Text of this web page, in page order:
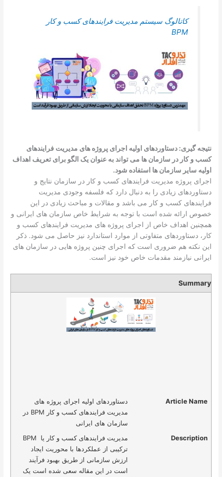
کاتالوگ سیستم مدیریت فرایندهای کسب و کار
BPM
نتیجه گیری: دستاوردهای اولیه اجرای پروژه های مدیریت فرایندهای
کسب و کار در سازمان ها می تواند به عنوان یک الگو برای تعریف اهداف
اولیه سایر سازمان ها استفاده شود.
اجرای پروژه مدیریت فرایندهای کسب و کار در سازمان نتایج و
دستاوردهای زیادی را به دنبال دارد که فلسفه وجودی مدیریت
فرایندهای کسب و کار می باشد و مقالات و مباحث زیادی در این
خصوص ارائه شده است با توجه به شرایط خاص سازمان های ایرانی و
همچنین اهداف خاص از اجرای پروژه های مدیریت فرایندهای کسب و
کار، دستاوردهای متفاوتی از موارد استاندارد نیز حاصل می شود. ذکر
این نکته هم ضروری است که اجرای چنین پروژه هایی در سازمان های
ایرانی نیازمند مقدمات خاص خود نیز است.
Summary
Article Name
دستاوردهای اولیه اجرای پروژه های
مدیریت فرایندهای کسب و کار BPM در
سازمان های ایرانی
Description
مدیریت فرایندهای کسب و کار یا BPM
ترکیبی از عملکردها با محوریت ایجاد
ارزش سازمانی از طریق بهبود فرآیند
است در این مقاله سعی شده است یک